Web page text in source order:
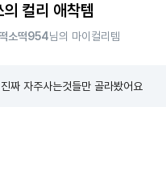
컬리 애착템
소떡954님의 마이컬리템
짜 자주사는것들만 골라봤어요